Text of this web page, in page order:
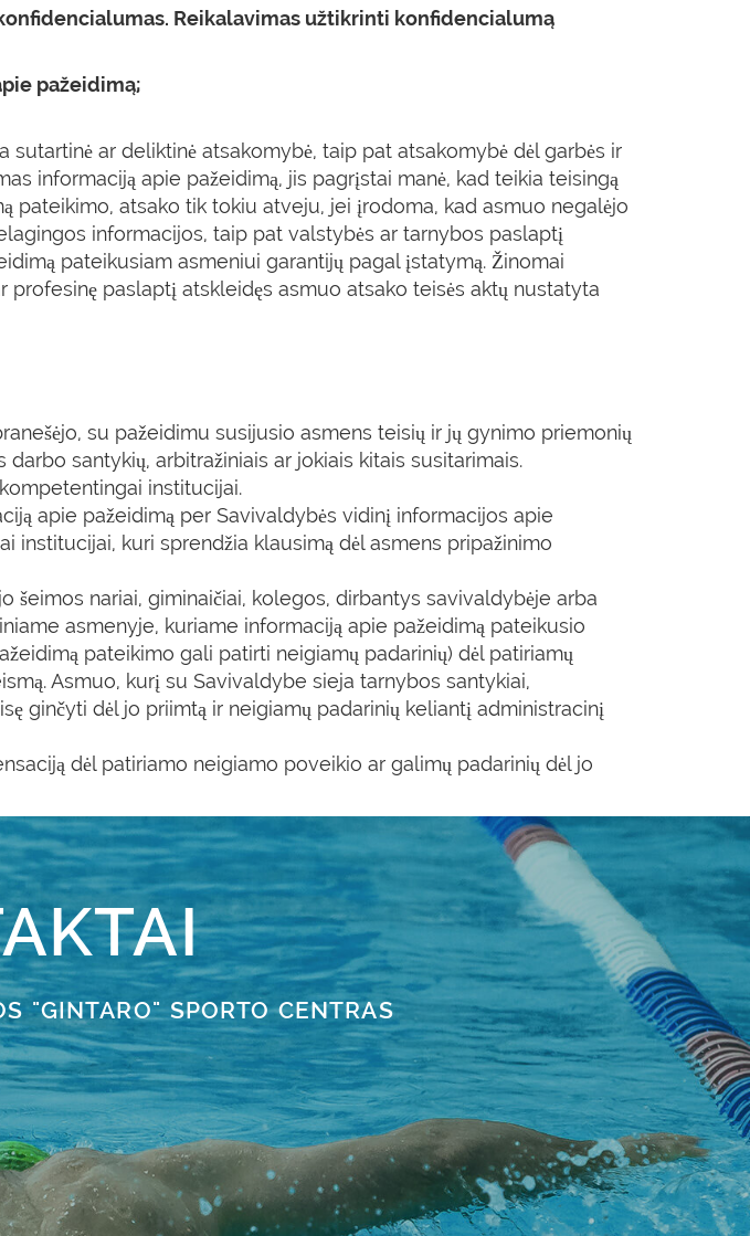
Reikalavimas užtikrinti konfidencialumą
pažeidimą;
ar deliktinė atsakomybė, taip pat atsakomybė dėl garbės ir
informaciją apie pažeidimą, jis pagrįstai manė, kad teikia teisingą
pateikimo, atsako tik tokiu atveju, jei įrodoma, kad asmuo negalėjo
informacijos, taip pat valstybės ar tarnybos paslaptį
pateikusiam asmeniui garantijų pagal įstatymą. Žinomai
paslaptį atskleidęs asmuo atsako teisės aktų nustatyta
su pažeidimu susijusio asmens teisių ir jų gynimo priemonių
santykių, arbitražiniais ar jokiais kitais susitarimais.
institucijai.
apie pažeidimą per Savivaldybės vidinį informacijos apie
institucijai, kuri sprendžia klausimą dėl asmens pripažinimo
šeimos nariai, giminaičiai, kolegos, dirbantys savivaldybėje arba
asmenyje, kuriame informaciją apie pažeidimą pateikusio
pateikimo gali patirti neigiamų padarinių) dėl patiriamų
Asmuo, kurį su Savivaldybe sieja tarnybos santykiai,
ginčyti dėl jo priimtą ir neigiamų padarinių keliantį administracinį
dėl patiriamo neigiamo poveikio ar galimų padarinių dėl jo
"GINTARO" SPORTO CENTRAS